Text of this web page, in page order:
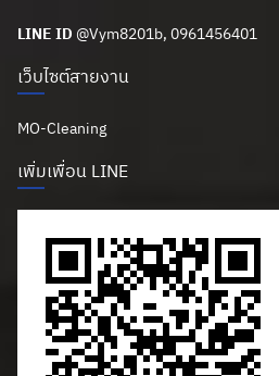
LINE ID @Vym8201b, 0961456401
เว็บไซต์สายงาน
MO-Cleaning
เพิ่มเพื่อน LINE